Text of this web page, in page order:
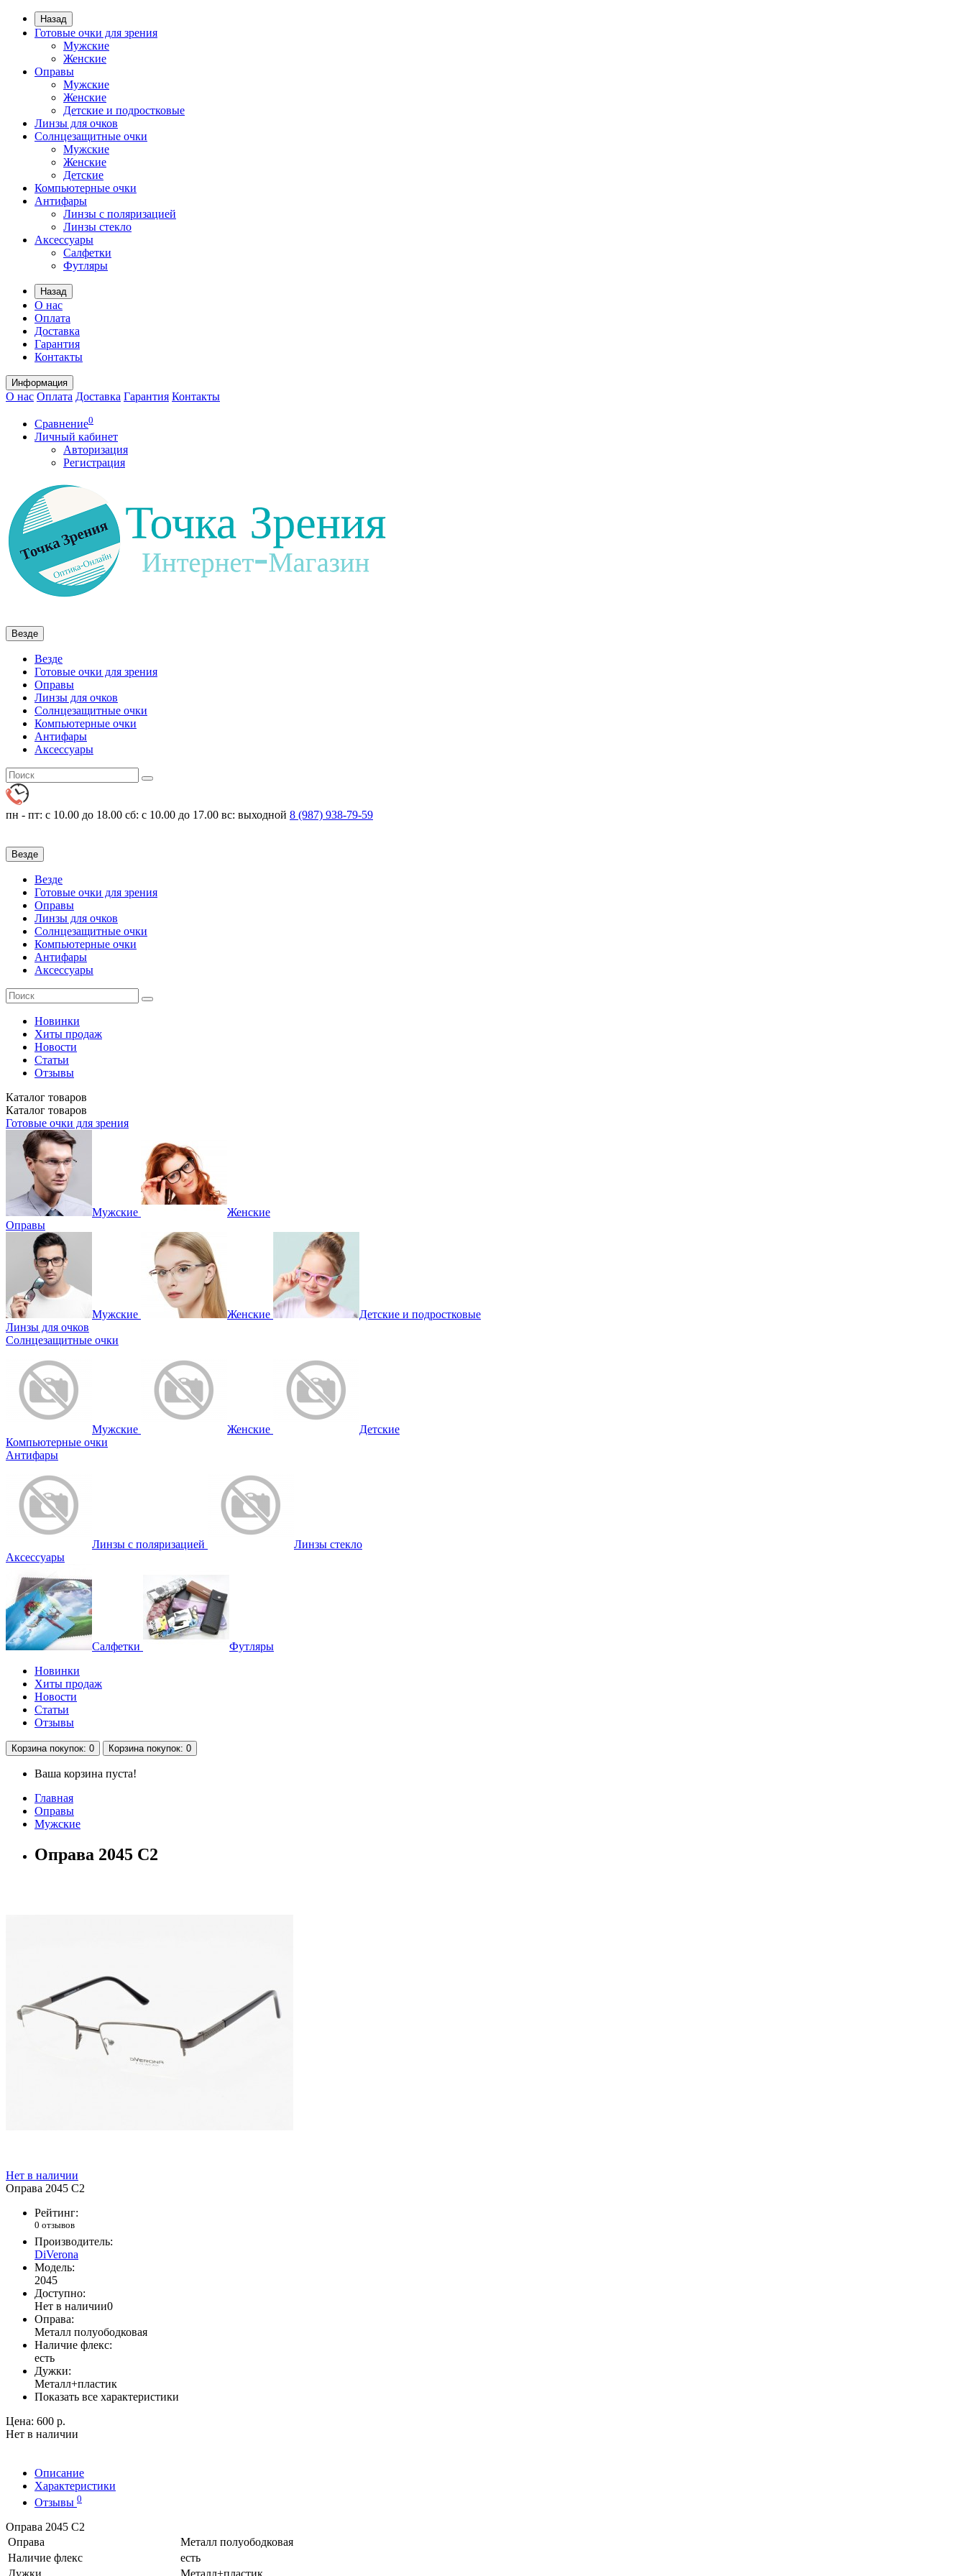
Назад
Готовые очки для зрения
Мужские
Женские
Оправы
Мужские
Женские
Детские и подростковые
Линзы для очков
Солнцезащитные очки
Мужские
Женские
Детские
Компьютерные очки
Антифары
Линзы с поляризацией
Линзы стекло
Аксессуары
Салфетки
Футляры
Назад
О нас
Оплата
Доставка
Гарантия
Контакты
Информация
О нас Оплата Доставка Гарантия Контакты
Сравнение0
Личный кабинет
Авторизация
Регистрация
Везде
Везде
Готовые очки для зрения
Оправы
Линзы для очков
Солнцезащитные очки
Компьютерные очки
Антифары
Аксессуары
пн - пт: с 10.00 до 18.00 сб: с 10.00 до 17.00 вс: выходной 8 (987) 938-79-59
Везде
Везде
Готовые очки для зрения
Оправы
Линзы для очков
Солнцезащитные очки
Компьютерные очки
Антифары
Аксессуары
Новинки
Хиты продаж
Новости
Статьи
Отзывы
Каталог товаров
Каталог товаров
Готовые очки для зрения
Мужские
Женские
Оправы
Мужские Женские
Детские и подростковые
Линзы для очков
Солнцезащитные очки
Мужские Женские
Детские
Компьютерные очки
Антифары
Линзы с поляризацией
Линзы стекло
Аксессуары
Салфетки
Футляры
Новинки
Хиты продаж
Новости
Статьи
Отзывы
Корзинапокупок: 0 Корзинапокупок: 0
Ваша корзина пуста!
Главная
Оправы
Мужские
Оправа 2045 C2
Нет в наличии
Оправа 2045 C2
Рейтинг:
0 отзывов
Производитель:
DiVerona
Модель:
2045
Доступно:
Нет в наличии0
Оправа:
Металл полуободковая
Наличие флекс:
есть
Дужки:
Металл+пластик
Показать все характеристики
Цена: 600 р.
Нет в наличии
Описание
Характеристики
Отзывы 0
Оправа 2045 C2
Оправа
Металл полуободковая
Наличие флекс
есть
Дужки
Металл+пластик